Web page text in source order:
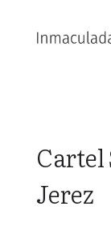
Cartel
Jerez